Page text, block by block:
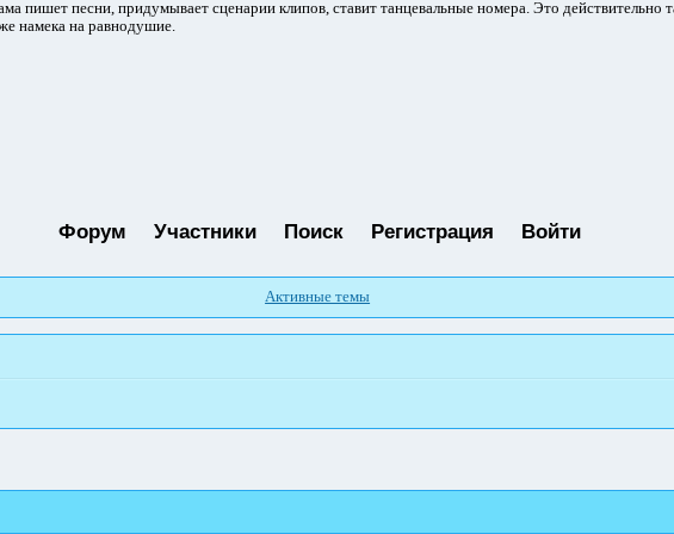
пишет песни, придумывает сценарии клипов, ставит танцевальные номера. Это действительно
намека на равнодушие.
Форум Участники Поиск Регистрация Войти
Активные темы